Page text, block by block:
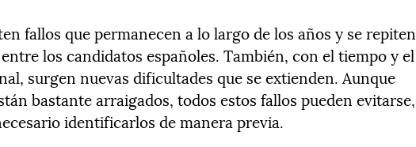
fallos que permanecen a lo largo de los años y se repiten
los candidatos españoles. También, con el tiempo y el
surgen nuevas dificultades que se extienden. Aunque
bastante arraigados, todos estos fallos pueden evitarse,
identificarlos de manera previa.